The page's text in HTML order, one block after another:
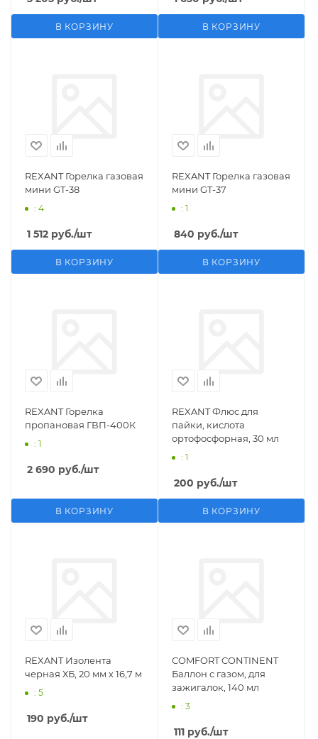
В КОРЗИНУ В КОРЗИНУ
REXANT Горелка газовая
мини GT-38
: 4
1 512 руб./шт
В КОРЗИНУ
REXANT Горелка газовая
мини GT-37
: 1
840 руб./шт
В КОРЗИНУ
REXANT Горелка
пропановая ГВП-400К
: 1
2 690 руб./шт
В КОРЗИНУ
REXANT Флюс для
пайки, кислота
ортофосфорная, 30 мл
: 1
200 руб./шт
В КОРЗИНУ
REXANT Изолента
черная ХБ, 20 мм х 16,7 м
: 5
190 руб./шт
COMFORT CONTINENT
Баллон с газом, для
зажигалок, 140 мл
: 3
111 руб./шт